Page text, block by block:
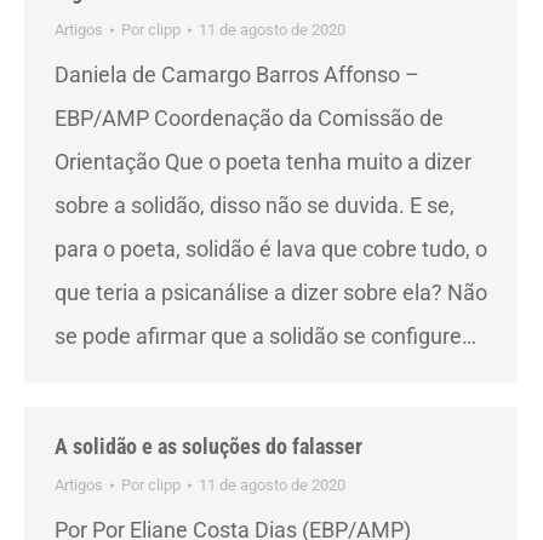
Artigos Por clipp 11 de agosto de 2020
Daniela de Camargo Barros Affonso –
EBP/AMP Coordenação da Comissão de
Orientação Que o poeta tenha muito a dizer
sobre a solidão, disso não se duvida. E se,
para o poeta, solidão é lava que cobre tudo, o
que teria a psicanálise a dizer sobre ela? Não
se pode afirmar que a solidão se configure…
A solidão e as soluções do falasser
Artigos Por clipp 11 de agosto de 2020
Por Por Eliane Costa Dias (EBP/AMP)